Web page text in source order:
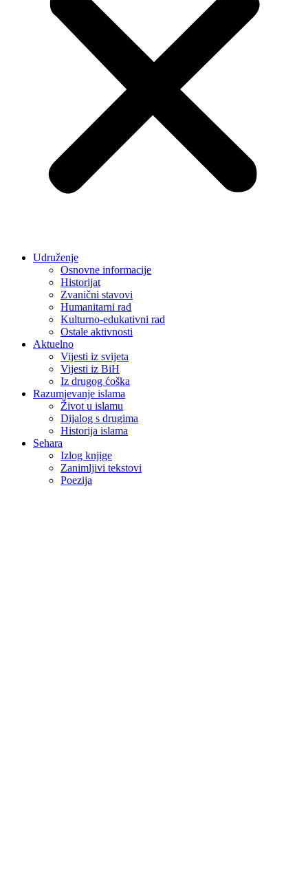
Udruženje
Osnovne informacije
Historijat
Zvanični stavovi
Humanitarni rad
Kulturno-edukativni rad
Ostale aktivnosti
Aktuelno
Vijesti iz svijeta
Vijesti iz BiH
Iz drugog ćoška
Razumjevanje islama
Život u islamu
Dijalog s drugima
Historija islama
Sehara
Izlog knjige
Zanimljivi tekstovi
Poezija